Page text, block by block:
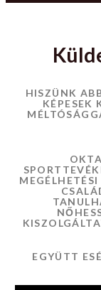
HISZÜNK
KÉPESEK
EGYÜTT